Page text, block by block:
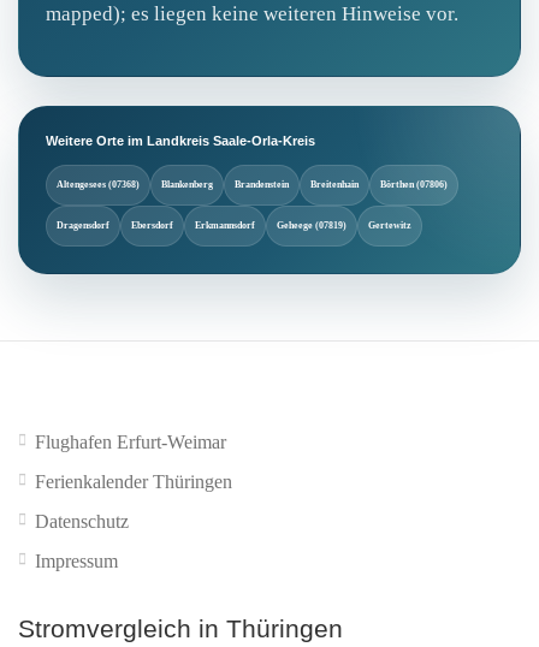
mapped); es liegen keine weiteren Hinweise vor.
Weitere Orte im Landkreis Saale-Orla-Kreis
Altengesees (07368) Blankenberg Brandenstein Breitenhain Börthen (07806)
Dragensdorf Ebersdorf Erkmannsdorf Geheege (07819) Gertewitz
Flughafen Erfurt-Weimar
Ferienkalender Thüringen
Datenschutz
Impressum
Stromvergleich in Thüringen